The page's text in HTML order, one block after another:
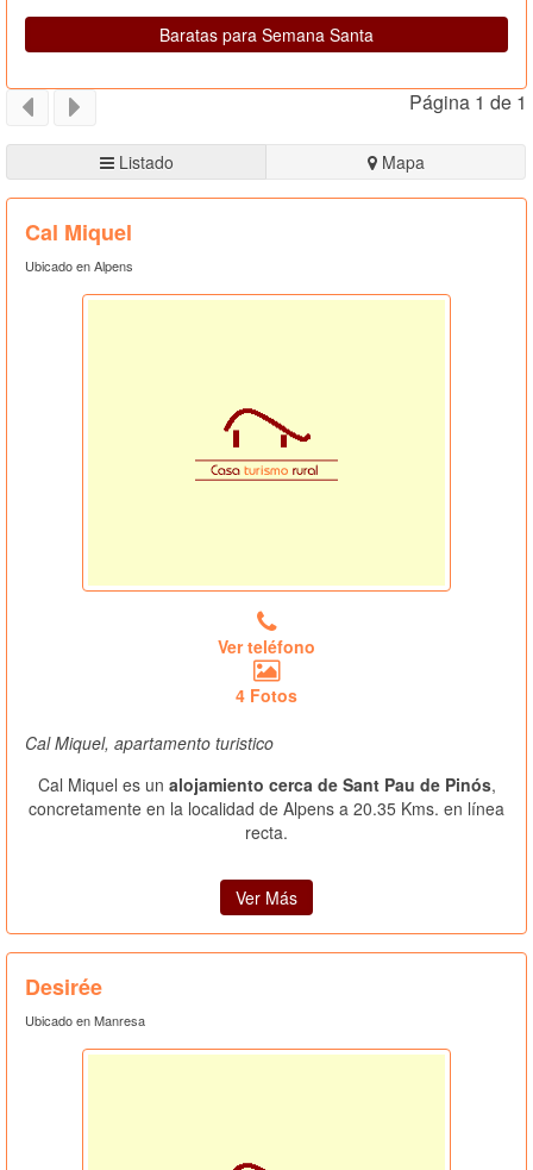
Baratas para Semana Santa
Página 1 de 1
Listado Mapa
Cal Miquel
Ubicado en Alpens
Ver teléfono
4 Fotos
Cal Miquel, apartamento turistico
Cal Miquel es un alojamiento cerca de Sant Pau de Pinós,
concretamente en la localidad de Alpens a 20.35 Kms. en línea
recta.
Ver Más
Desirée
Ubicado en Manresa